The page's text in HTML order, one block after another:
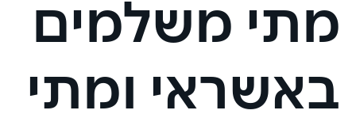
מתי משלמים
באשראי ומתי